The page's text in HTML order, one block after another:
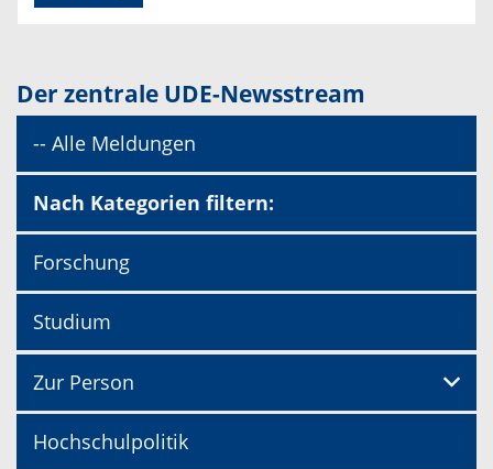
Der zentrale UDE-Newsstream
-- Alle Meldungen
Nach Kategorien filtern:
Forschung
Studium
Zur Person
Hochschulpolitik